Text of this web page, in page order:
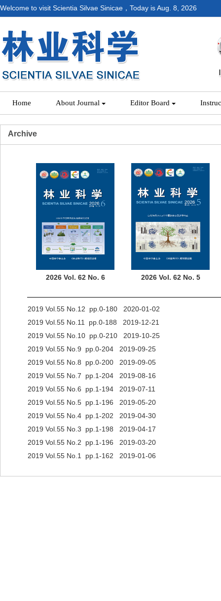
Welcome to visit Scientia Silvae Sinicae，Today isAug. 8, 2026
Home About Journal Editor Board
Archive
2026 Vol. 62 No. 6 2026 Vol. 62 No. 5
2019 Vol.55 No.12 pp.0-180 2020-01-02
2019 Vol.55 No.11 pp.0-188 2019-12-21
2019 Vol.55 No.10 pp.0-210 2019-10-25
2019 Vol.55 No.9 pp.0-204 2019-09-25
2019 Vol.55 No.8 pp.0-200 2019-09-05
2019 Vol.55 No.7 pp.1-204 2019-08-16
2019 Vol.55 No.6 pp.1-194 2019-07-11
2019 Vol.55 No.5 pp.1-196 2019-05-20
2019 Vol.55 No.4 pp.1-202 2019-04-30
2019 Vol.55 No.3 pp.1-198 2019-04-17
2019 Vol.55 No.2 pp.1-196 2019-03-20
2019 Vol.55 No.1 pp.1-162 2019-01-06